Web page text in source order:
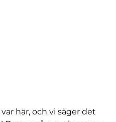
här, och vi säger det